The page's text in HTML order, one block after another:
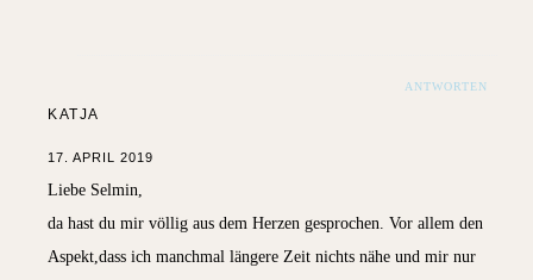
ANTWORTEN
KATJA
17. APRIL 2019
Liebe Selmin,
da hast du mir völlig aus dem Herzen gesprochen. Vor allem den
Aspekt,dass ich manchmal längere Zeit nichts nähe und mir nur